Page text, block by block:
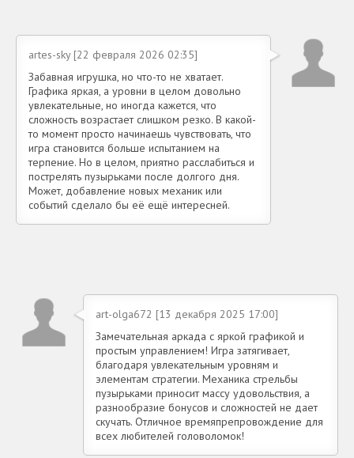
artes-sky [22 февраля 2026 02:35]
Забавная игрушка, но что-то не хватает.
Графика яркая, а уровни в целом довольно
увлекательные, но иногда кажется, что
сложность возрастает слишком резко. В какой-
то момент просто начинаешь чувствовать, что
игра становится больше испытанием на
терпение. Но в целом, приятно расслабиться и
пострелять пузырьками после долгого дня.
Может, добавление новых механик или
событий сделало бы её ещё интересней.
art-olga672 [13 декабря 2025 17:00]
Замечательная аркада с яркой графикой и
простым управлением! Игра затягивает,
благодаря увлекательным уровням и
элементам стратегии. Механика стрельбы
пузырьками приносит массу удовольствия, а
разнообразие бонусов и сложностей не дает
скучать. Отличное времяпрепровождение для
всех любителей головоломок!